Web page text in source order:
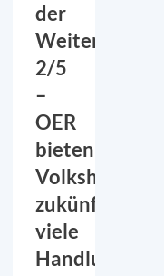
der
2/5
–
OER
bieten
zukünftig
viele